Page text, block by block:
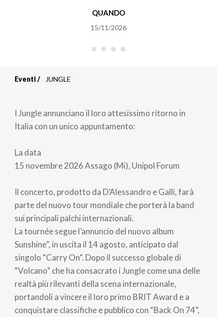
QUANDO
15/11/2026
di
pane
Eventi JUNGLE
I Jungle annunciano il loro attesissimo ritorno in
Italia con un unico appuntamento:
La data
15 novembre 2026 Assago (Mi), Unipol Forum
Il concerto, prodotto da D’Alessandro e Galli, farà
parte del nuovo tour mondiale che porterà la band
sui principali palchi internazionali.
La tournée segue l’annuncio del nuovo album
Sunshine”, in uscita il 14 agosto, anticipato dal
singolo “Carry On”. Dopo il successo globale di
“Volcano” che ha consacrato i Jungle come una delle
realtà più rilevanti della scena internazionale,
portandoli a vincere il loro primo BRIT Award e a
conquistare classifiche e pubblico con “Back On 74”,